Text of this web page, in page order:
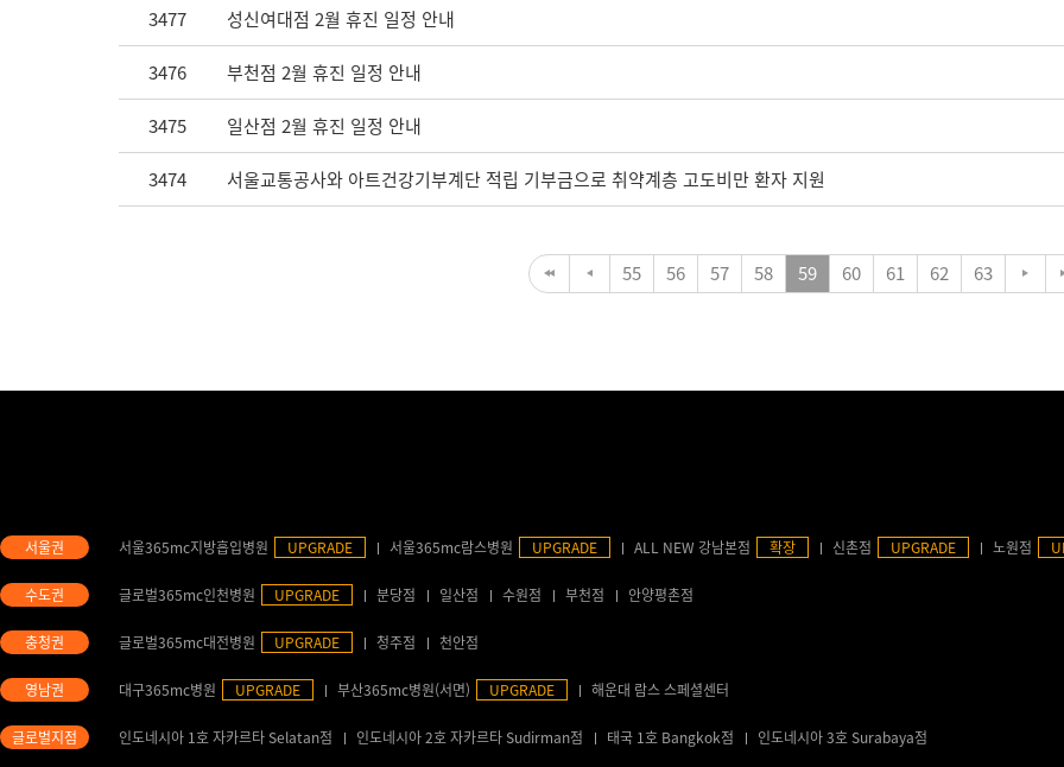
3477 성신여대점 2월 휴진 일정 안내
3476 부천점 2월 휴진 일정 안내
3475 일산점 2월 휴진 일정 안내
3474 서울교통공사와 아트건강기부계단 적립 기부금으로 취약계층 고도비만 환자 지원
55 56 57 58 59 60 61 62 63
서울365mc지방흡입병원 UPGRADE 서울365mc람스병원 UPGRADE ALL NEW 강남본점 확장 신촌점 UPGRADE 노원점
글로벌365mc인천병원 UPGRADE 분당점 일산점 수원점 부천점 안양평촌점
글로벌365mc대전병원 UPGRADE 청주점 천안점
대구365mc병원 UPGRADE 부산365mc병원(서면) UPGRADE 해운대 람스 스페셜센터
인도네시아 1호 자카르타 Selatan점 인도네시아 2호 자카르타 Sudirman점 태국 1호 Bangkok점 인도네시아 3호 Surabaya점